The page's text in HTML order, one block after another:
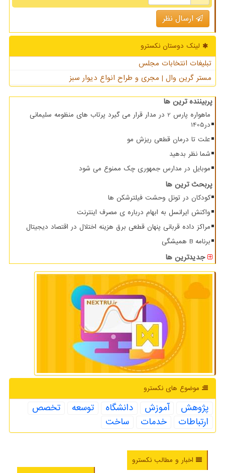
ارسال نظر
لینک دوستان نكسترو
تبلیغات انتخابات مجلس
مستر گرین وال | مجری و طراح انواع دیوار سبز
پربیننده ترین ها
ماهواره پارس 2 در مدار قرار می گیرد پرتاب های منظومه سلیمانی
در1405
علت تا درمان قطعی ریزش مو
شما نظر بدهید
موبایل در مدارس جمهوری چک ممنوع می شود
پربحث ترین ها
کودکان در تونل وحشت فیلترشکن ها
واکنش ایرانسل به ابهام درباره ی مصرف اینترنت
مراکز داده قربانی پنهان قطعی برق هزینه اختلال در اقتصاد دیجیتال
برنامه B همیشگی
جدیدترین ها
موضوع های نكسترو
پژوهش آموزش دانشگاه توسعه
تخصص
ارتباطات
خدمات ساخت
اخبار و مطالب نکسترو